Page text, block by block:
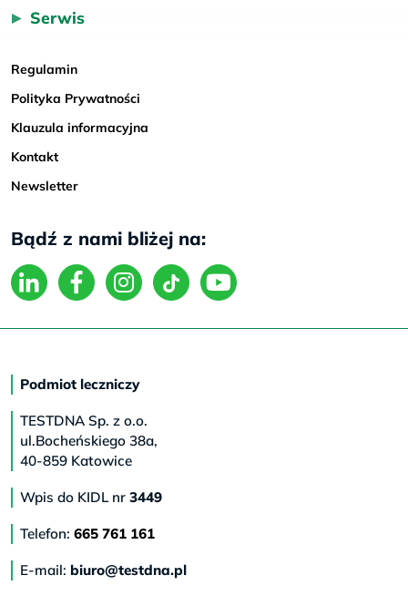
Serwis
Regulamin
Polityka Prywatności
Klauzula informacyjna
Kontakt
Newsletter
Bądź z nami bliżej na:
Podmiot leczniczy
TESTDNA Sp. z o.o.
ul.Bocheńskiego 38a,
40-859 Katowice
Wpis do KIDL nr 3449
Telefon: 665 761 161
E-mail: biuro@testdna.pl